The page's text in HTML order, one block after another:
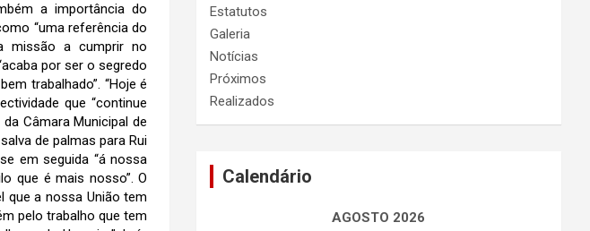
a importância do
“uma referência do
missão a cumprir no
por ser o segredo
trabalhado”. “Hoje é
que “continue
Câmara Municipal de
de palmas para Rui
em seguida “á nossa
que é mais nosso”. O
que a nossa União tem
pelo trabalho que tem
Estatutos
Galeria
Notícias
Próximos
Realizados
Calendário
AGOSTO 2026